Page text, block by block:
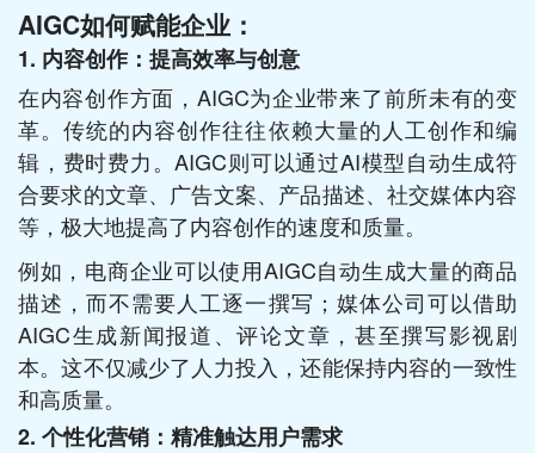
AIGC如何赋能企业：
1. 内容创作：提高效率与创意
在内容创作方面，AIGC为企业带来了前所未有的变
革。传统的内容创作往往依赖大量的人工创作和编
辑，费时费力。AIGC则可以通过AI模型自动生成符
合要求的文章、广告文案、产品描述、社交媒体内容
等，极大地提高了内容创作的速度和质量。
例如，电商企业可以使用AIGC自动生成大量的商品
描述，而不需要人工逐一撰写；媒体公司可以借助
AIGC生成新闻报道、评论文章，甚至撰写影视剧
本。这不仅减少了人力投入，还能保持内容的一致性
和高质量。
2. 个性化营销：精准触达用户需求